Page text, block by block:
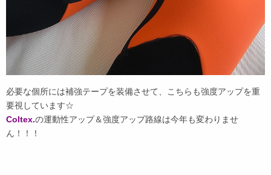
必要な個所には補強テープを装備させて、こちらも強度アップを重
要視しています☆
Coltex.の運動性アップ＆強度アップ路線は今年も変わりませ
ん！！！